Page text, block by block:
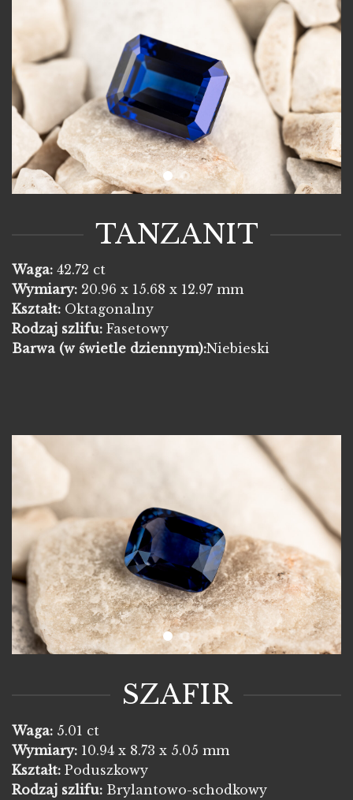
TANZANIT
Waga: 42.72 ct
Wymiary: 20.96 x 15.68 x 12.97 mm
Kształt: Oktagonalny
Rodzaj szlifu: Fasetowy
Barwa (w świetle dziennym):Niebieski
SZAFIR
Waga: 5.01 ct
Wymiary: 10.94 x 8.73 x 5.05 mm
Kształt: Poduszkowy
Rodzaj szlifu: Brylantowo-schodkowy